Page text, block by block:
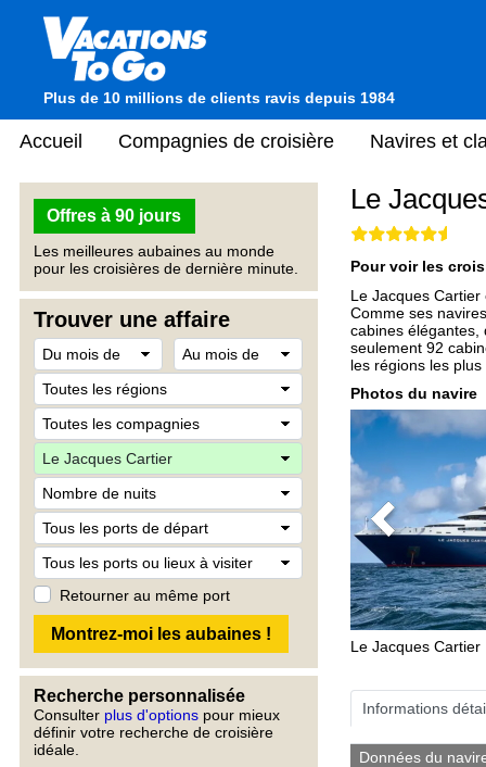
Plus de 10 millions de clients ravis depuis 1984
Accueil Compagnies de croisière Navires et
Offres à 90 jours
Les meilleures aubaines au monde
pour les croisières de dernière minute.
Trouver une affaire
Retourner au même port
Recherche personnalisée
Consulter plus d'options pour mieux
définir votre recherche de croisière
idéale.
Le
Pour voir les
Le Jacques
Comme ses
cabines élégantes,
seulement 92
les régions les
Photos du navire
Previous
Le Jacques Cartier
Informations
Données du